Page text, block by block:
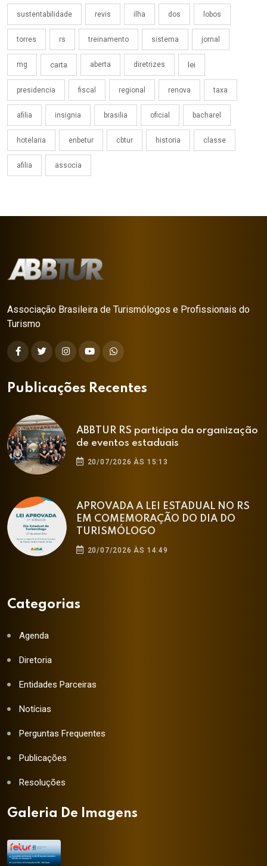
sustentabilidade revis ilha dos lobos
torres rs treinamento sistema jornal
mg carta aberta diretrizes lei
presidencia fiscal regional renova taxa
afilia insignia brasilia oficial bacharel
hotelaria enbetur cbtur historia classe
afilia associa
Associação Brasileira de Turismólogos e Profissionais do
Turismo
Publicações Recentes
ABBTUR RS participa da organização
de eventos estaduais
20/07/2026 ÀS 15:13
APROVADA A LEI ESTADUAL NO RS
EM COMEMORAÇÃO DO DIA DO
TURISMÓLOGO
20/07/2026 ÀS 14:49
Categorias
Agenda
Diretoria
Entidades Parceiras
Notícias
Perguntas Frequentes
Publicações
Resoluções
Galeria De Imagens